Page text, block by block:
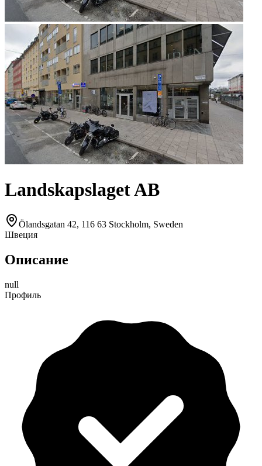
Landskapslaget AB
Ölandsgatan 42, 116 63 Stockholm, Sweden
Швеция
Описание
null
Профиль